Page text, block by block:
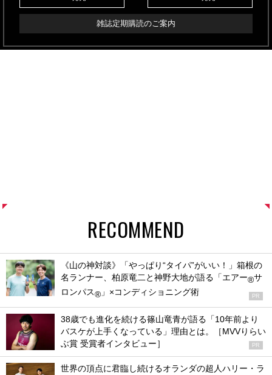
雑誌定期購読のご案内
RECOMMEND
《山の神対談》「やっぱり“タイパ”がいい！」箱根の
名ランナー、柏原竜二と神野大地が語る「エアー®サ
ロンパス® 」×コンディショニング術 PR
38歳でも進化を続ける篠山竜青が語る「10年前より
バスケが上手くなっている」理由とは。［MVVりらい
ぶ賞 受賞者インタビュー］
PR
世界の頂点に君臨し続けるオランダの超人ハリー・ラ